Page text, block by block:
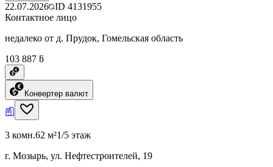
22.07.2026 ID 4131955
Контактное лицо
недалеко от д. Прудок, Гомельская область
103 887 ƃ
Конвертер валют
3 комн.62 м²1/5 этаж
г. Мозырь, ул. Нефтестроителей, 19